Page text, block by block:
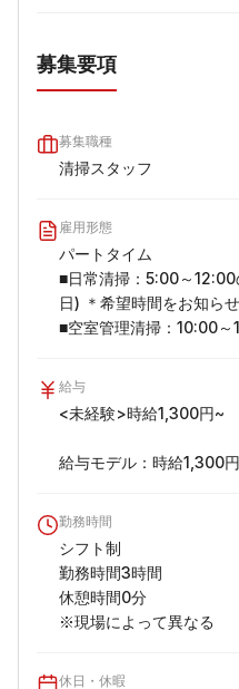
募集要項
募集職種
雇用形態
パートタイム
■日常清掃：5:00～
日) ＊希望時間をお知ら
■空室管理清掃：10:00
給与
<未経験>時給1,300円~
給与モデル：時給1,300
勤務時間
シフト制
勤務時間3時間
休憩時間0分
※現場によって異なる
休日・休暇